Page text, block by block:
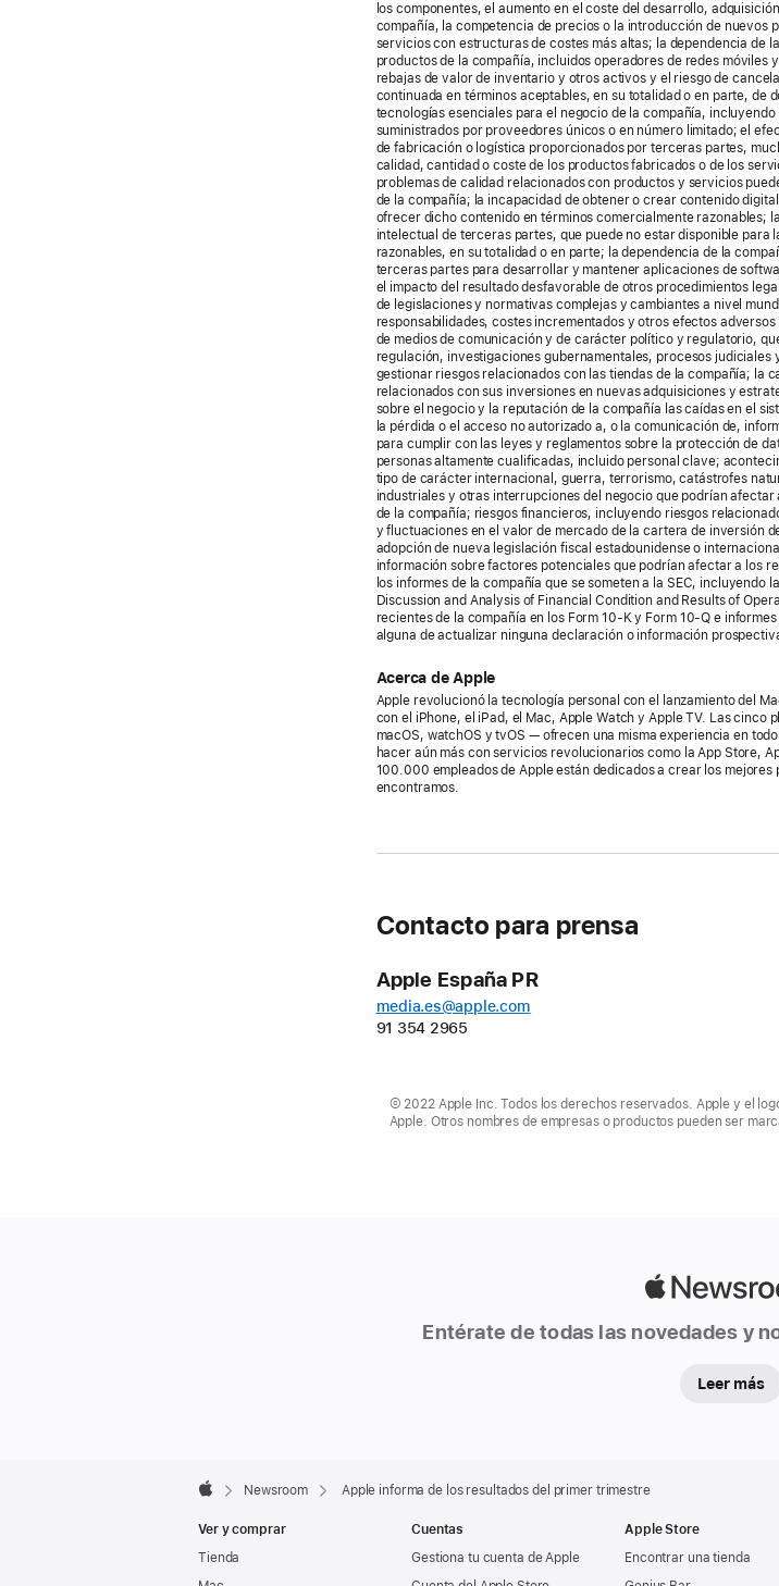
los componentes, el aumento en el coste del desarrollo,
compañía, la competencia de precios o la introducción de nuevos
servicios con estructuras de costes más altas; la dependencia de
productos de la compañía, incluidos operadores de redes móviles
rebajas de valor de inventario y otros activos y el riesgo de
continuada en términos aceptables, en su totalidad o en parte, de
tecnologías esenciales para el negocio de la compañía,
suministrados por proveedores únicos o en número limitado; el
de fabricación o logística proporcionados por terceras partes,
calidad, cantidad o coste de los productos fabricados o de los
problemas de calidad relacionados con productos y servicios
de la compañía; la incapacidad de obtener o crear contenido
ofrecer dicho contenido en términos comercialmente razonables;
intelectual de terceras partes, que puede no estar disponible
razonables, en su totalidad o en parte; la dependencia de la
terceras partes para desarrollar y mantener aplicaciones de
el impacto del resultado desfavorable de otros procedimientos
de legislaciones y normativas complejas y cambiantes a nivel
responsabilidades, costes incrementados y otros efectos
de medios de comunicación y de carácter político y regulatorio,
regulación, investigaciones gubernamentales, procesos
gestionar riesgos relacionados con las tiendas de la compañía; la
relacionados con sus inversiones en nuevas adquisiciones y
sobre el negocio y la reputación de la compañía las caídas en el
la pérdida o el acceso no autorizado a, o la comunicación de,
para cumplir con las leyes y reglamentos sobre la protección de
personas altamente cualificadas, incluido personal clave;
tipo de carácter internacional, guerra, terrorismo, catástrofes
industriales y otras interrupciones del negocio que podrían
de la compañía; riesgos financieros, incluyendo riesgos
y fluctuaciones en el valor de mercado de la cartera de inversión
adopción de nueva legislación fiscal estadounidense o
información sobre factores potenciales que podrían afectar a los
los informes de la compañía que se someten a la SEC,
Discussion and Analysis of Financial Condition and Results of
recientes de la compañía en los Form 10-K y Form 10-Q e
alguna de actualizar ninguna declaración o información
Acerca de Apple
Apple revolucionó la tecnología personal con el lanzamiento del
con el iPhone, el iPad, el Mac, Apple Watch y Apple TV. Las cinco
macOS, watchOS y tvOS — ofrecen una misma experiencia en
hacer aún más con servicios revolucionarios como la App Store,
100.000 empleados de Apple están dedicados a crear los
encontramos.
Contacto para prensa
Apple España PR
media.es@apple.com
91 354 2965
© 2022 Apple Inc. Todos los derechos reservados. Apple y el
Apple. Otros nombres de empresas o productos pueden ser
Entérate de todas las novedades y
Leer más
Footer

Newsroom Apple informa de los resultados del primer trimestre
Ver y comprar
Tienda
Cuentas
Gestiona tu cuenta de Apple
Apple Store
Encontrar una tienda